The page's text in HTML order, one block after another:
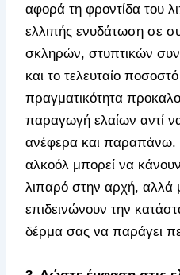
αφορά τη φροντίδα του
ελλιπής ενυδάτωση σε
σκληρών, στυπτικών
και το τελευταίο
πραγματικότητα
παραγωγή ελαίων αντί
ανέφερα και παραπάνω.
αλκοόλ μπορεί να
λιπαρό στην αρχή,
επιδεινώνουν την
δέρμα σας να παράγει